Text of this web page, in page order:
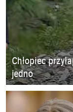
Chłopiec
jedno